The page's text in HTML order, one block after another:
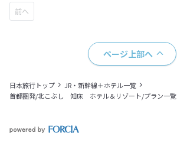
ページ上部へ
日本旅行トップ
JR・新幹線＋ホテル一覧
首都圏発/北こぶし 知床 ホテル＆リゾート/プラン一覧